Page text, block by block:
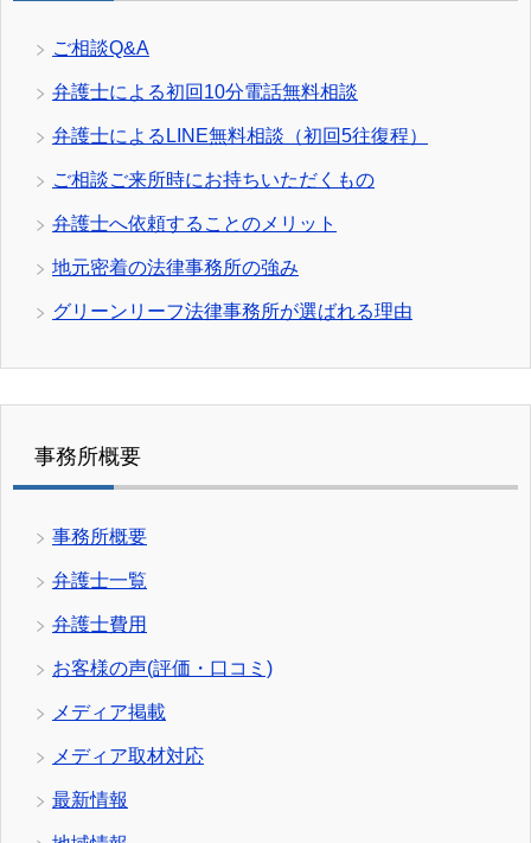
ご相談Q&A
弁護士による初回10分電話無料相談
弁護士によるLINE無料相談（初回5往復程）
ご相談ご来所時にお持ちいただくもの
弁護士へ依頼することのメリット
地元密着の法律事務所の強み
グリーンリーフ法律事務所が選ばれる理由
事務所概要
事務所概要
弁護士一覧
弁護士費用
お客様の声(評価・口コミ)
メディア掲載
メディア取材対応
最新情報